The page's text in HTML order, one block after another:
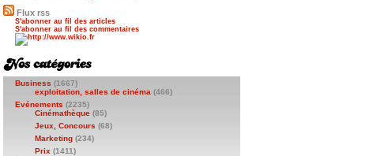
Flux rss
S'abonner au fil des articles
S'abonner au fil des commentaires
Business (1667)
exploitation, salles de cinéma (466)
Evénements (2235)
Cinémathèque (85)
Jeux, Concours (68)
Marketing (234)
Prix (1411)